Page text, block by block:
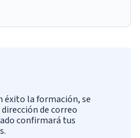
éxito la formación, se
de correo
confirmará tus